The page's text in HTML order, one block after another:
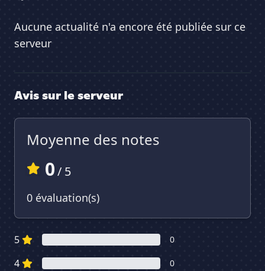
Aucune actualité n'a encore été publiée sur ce
serveur
Avis sur le serveur
Moyenne des notes
0/ 5
0 évaluation(s)
5 0
4 0